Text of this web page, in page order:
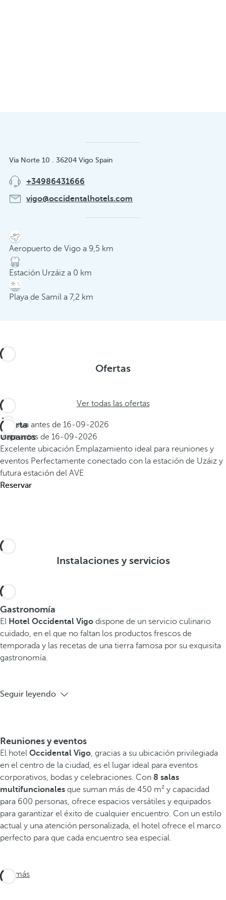
Via Norte 10 . 36204 Vigo Spain
+34986431666
vigo@occidentalhotels.com
Aeropuerto de Vigo a 9,5 km
Estación Urzáiz a 0 km
Playa de Samil a 7,2 km
Ofertas
Ver todas las ofertas
Oferta
Urbanos
Reserva antes de 16-09-2026
Viaja antes de 16-09-2026
Excelente ubicación Emplazamiento ideal para reuniones y
eventos Perfectamente conectado con la estación de Uzáiz y
futura estación del AVE
Reservar
Instalaciones y servicios
Gastronomía
El Hotel Occidental Vigo dispone de un servicio culinario
cuidado, en el que no faltan los productos frescos de
temporada y las recetas de una tierra famosa por su exquisita
gastronomía.
Seguir leyendo
Reuniones y eventos
El hotel Occidental Vigo, gracias a su ubicación privilegiada
en el centro de la ciudad, es el lugar ideal para eventos
corporativos, bodas y celebraciones. Con 8 salas
multifuncionales que suman más de 450 m² y capacidad
para 600 personas, ofrece espacios versátiles y equipados
para garantizar el éxito de cualquier encuentro. Con un estilo
actual y una atención personalizada, el hotel ofrece el marco
perfecto para que cada encuentro sea especial.
Ver más